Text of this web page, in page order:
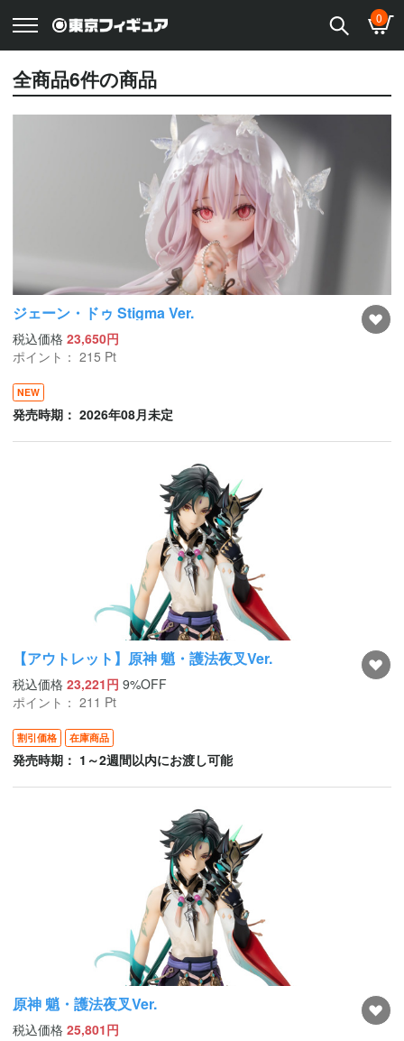
0
全商品6件の商品
ジェーン・ドゥ Stigma Ver.
税込価格 23,650円
ポイント： 215 Pt
NEW
発売時期： 2026年08月未定
【アウトレット】原神 魈・護法夜叉Ver.
税込価格 23,221円 9%OFF
ポイント： 211 Pt
割引価格 在庫商品
発売時期： 1～2週間以内にお渡し可能
原神 魈・護法夜叉Ver.
税込価格 25,801円